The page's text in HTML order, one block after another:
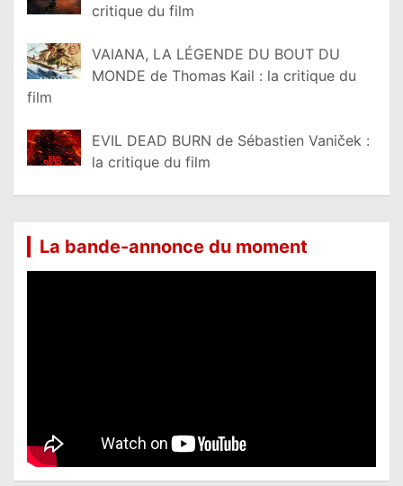
critique du film
VAIANA, LA LÉGENDE DU BOUT DU
MONDE de Thomas Kail : la critique du
film
EVIL DEAD BURN de Sébastien Vaniček :
la critique du film
La bande-annonce du moment